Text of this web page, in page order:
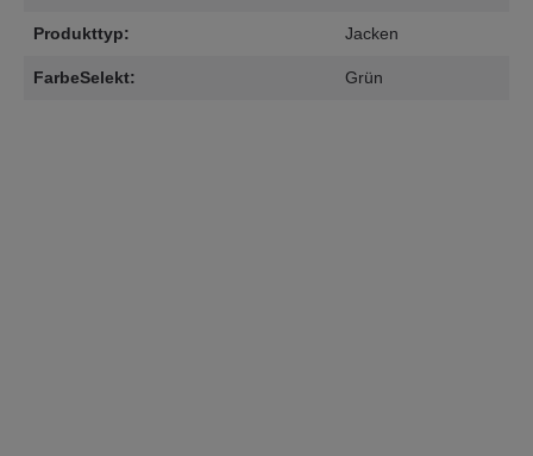
Produkttyp: Jacken
FarbeSelekt: Grün